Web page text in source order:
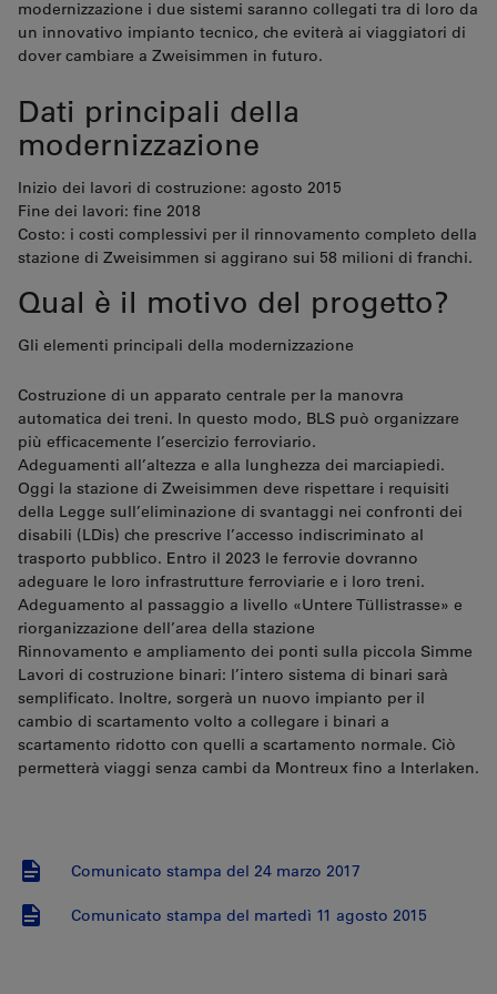
modernizzazione i due sistemi saranno collegati tra di loro da
un innovativo impianto tecnico, che eviterà ai viaggiatori di
dover cambiare a Zweisimmen in futuro.
Dati principali della
modernizzazione
Inizio dei lavori di costruzione: agosto 2015
Fine dei lavori: fine 2018
Costo: i costi complessivi per il rinnovamento completo della
stazione di Zweisimmen si aggirano sui 58 milioni di franchi.
Qual è il motivo del progetto?
Gli elementi principali della modernizzazione
Costruzione di un apparato centrale per la manovra
automatica dei treni. In questo modo, BLS può organizzare
più efficacemente l’esercizio ferroviario.
Adeguamenti all’altezza e alla lunghezza dei marciapiedi.
Oggi la stazione di Zweisimmen deve rispettare i requisiti
della Legge sull’eliminazione di svantaggi nei confronti dei
disabili (LDis) che prescrive l’accesso indiscriminato al
trasporto pubblico. Entro il 2023 le ferrovie dovranno
adeguare le loro infrastrutture ferroviarie e i loro treni.
Adeguamento al passaggio a livello «Untere Tüllistrasse» e
riorganizzazione dell’area della stazione
Rinnovamento e ampliamento dei ponti sulla piccola Simme
Lavori di costruzione binari: l’intero sistema di binari sarà
semplificato. Inoltre, sorgerà un nuovo impianto per il
cambio di scartamento volto a collegare i binari a
scartamento ridotto con quelli a scartamento normale. Ciò
permetterà viaggi senza cambi da Montreux fino a Interlaken.
Comunicato stampa del 24 marzo 2017
Comunicato stampa del martedì 11 agosto 2015